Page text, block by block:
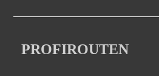
PROFIROUTEN